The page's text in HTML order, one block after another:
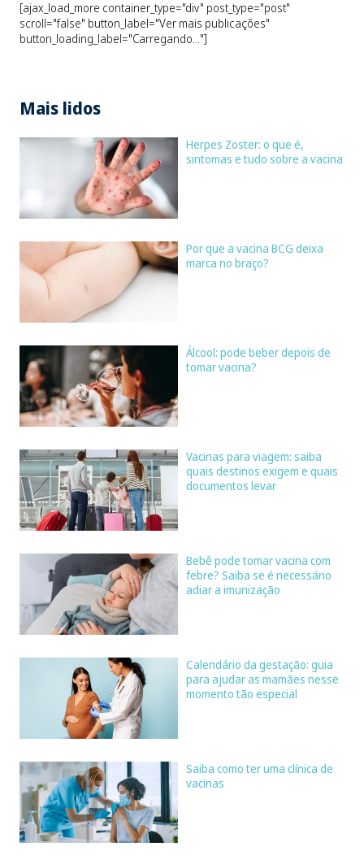
[ajax_load_more container_type="div" post_type="post"
scroll="false" button_label="Ver mais publicações"
button_loading_label="Carregando..."]
Mais lidos
Herpes Zoster: o que é,
sintomas e tudo sobre a vacina
Por que a vacina BCG deixa
marca no braço?
Álcool: pode beber depois de
tomar vacina?
Vacinas para viagem: saiba
quais destinos exigem e quais
documentos levar
Bebê pode tomar vacina com
febre? Saiba se é necessário
adiar a imunização
Calendário da gestação: guia
para ajudar as mamães nesse
momento tão especial
Saiba como ter uma clínica de
vacinas